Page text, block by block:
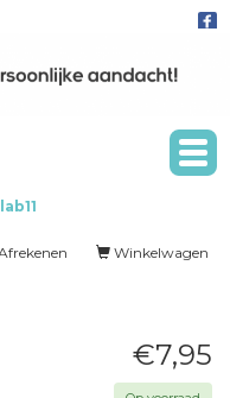
Winkelwagen
€7,95